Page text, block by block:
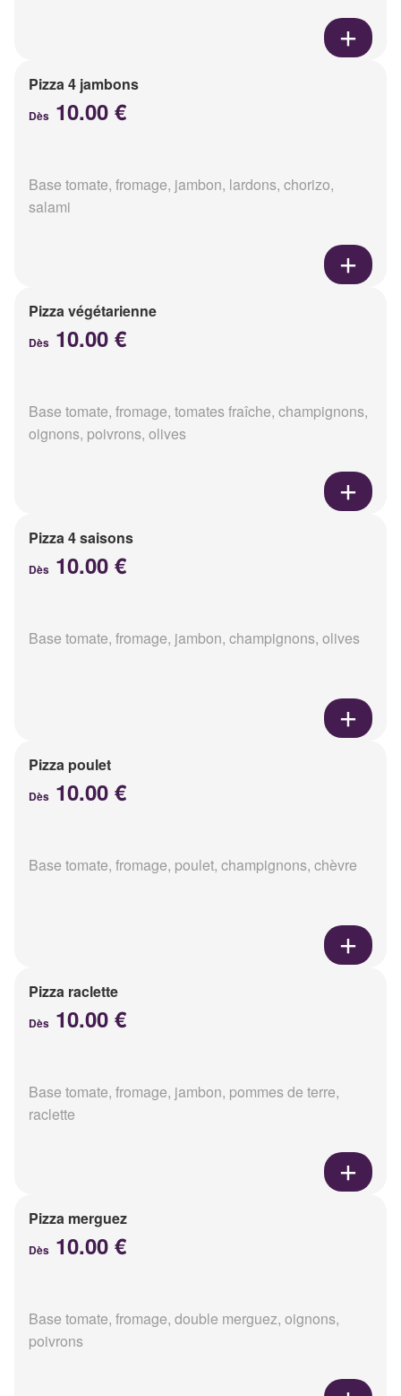
Pizza 4 jambons
Dès 10.00 €
Base tomate, fromage, jambon, lardons, chorizo,
salami
Pizza végétarienne
Dès 10.00 €
Base tomate, fromage, tomates fraîche, champignons,
oignons, poivrons, olives
Pizza 4 saisons
Dès 10.00 €
Base tomate, fromage, jambon, champignons, olives
Pizza poulet
Dès 10.00 €
Base tomate, fromage, poulet, champignons, chèvre
Pizza raclette
Dès 10.00 €
Base tomate, fromage, jambon, pommes de terre,
raclette
Pizza merguez
Dès 10.00 €
Base tomate, fromage, double merguez, oignons,
poivrons